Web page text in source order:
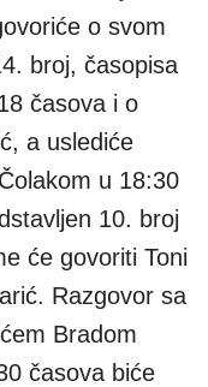
o svom
broj, časopisa
časova i o
a uslediće
u 18:30
10. broj
će govoriti Toni
Razgovor sa
Bradom
časova biće